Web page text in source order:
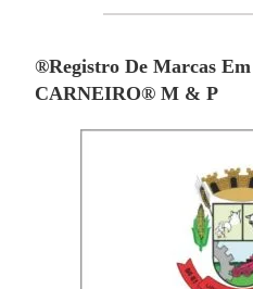
®Registro De Marcas
CARNEIRO® M & P